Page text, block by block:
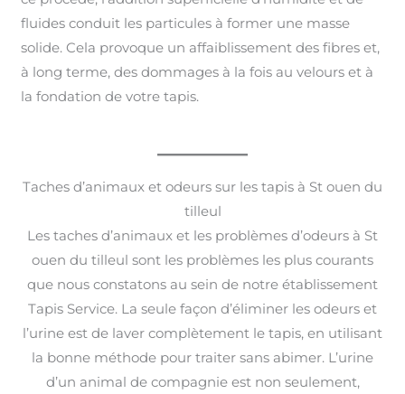
fluides conduit les particules à former une masse
solide. Cela provoque un affaiblissement des fibres et,
à long terme, des dommages à la fois au velours et à
la fondation de votre tapis.
Taches d’animaux et odeurs sur les tapis à St ouen du
tilleul
Les taches d’animaux et les problèmes d’odeurs à St
ouen du tilleul sont les problèmes les plus courants
que nous constatons au sein de notre établissement
Tapis Service. La seule façon d’éliminer les odeurs et
l’urine est de laver complètement le tapis, en utilisant
la bonne méthode pour traiter sans abimer. L’urine
d’un animal de compagnie est non seulement,